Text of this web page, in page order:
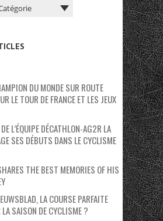
DU MONDE SUR ROUTE
LE TOUR DE FRANCE ET LES JEUX
L’ÉQUIPE DÉCATHLON-AG2R LA
SES DÉBUTS DANS LE CYCLISME
THE BEST MEMORIES OF HIS
LA COURSE PARFAITE
LA SAISON DE CYCLISME ?